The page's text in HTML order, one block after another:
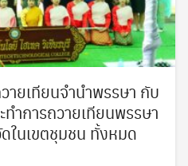
ายเทียนจำนำพรรษา กับ
ำการถวายเทียนพรรษา
ในเขตชุมชน ทั้งหมด